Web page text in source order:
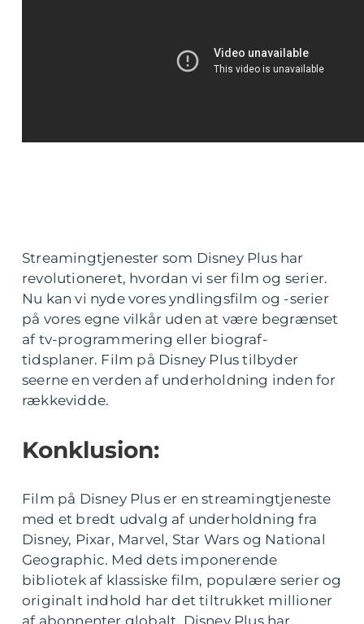
Streamingtjenester som Disney Plus har
revolutioneret, hvordan vi ser film og serier.
Nu kan vi nyde vores yndlingsfilm og -serier
på vores egne vilkår uden at være begrænset
af tv-programmering eller biograf-
tidsplaner. Film på Disney Plus tilbyder
seerne en verden af underholdning inden for
rækkevidde.
Konklusion:
Film på Disney Plus er en streamingtjeneste
med et bredt udvalg af underholdning fra
Disney, Pixar, Marvel, Star Wars og National
Geographic. Med dets imponerende
bibliotek af klassiske film, populære serier og
originalt indhold har det tiltrukket millioner
af abonnenter globalt. Disney Plus har